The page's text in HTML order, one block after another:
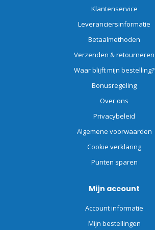
Klantenservice
Leveranciersinformatie
Betaalmethoden
Verzenden & retourneren
Waar blijft mijn bestelling?
Bonusregeling
Over ons
Privacybeleid
Algemene voorwaarden
Cookie verklaring
Punten sparen
Mijn account
Account informatie
Mijn bestellingen